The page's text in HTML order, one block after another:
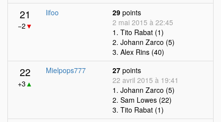
21
−2 ▼
lifoo 29 points
2 mai 2015 à 22:45
1. Tito Rabat (1)
2. Johann Zarco (5)
3. Alex Rins (40)
22
+3 ▲
Mielpops777 27 points
22 avril 2015 à 19:41
1. Johann Zarco (5)
2. Sam Lowes (22)
3. Tito Rabat (1)